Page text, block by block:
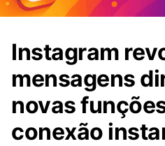
Instagram
mensagens
novas
conexão